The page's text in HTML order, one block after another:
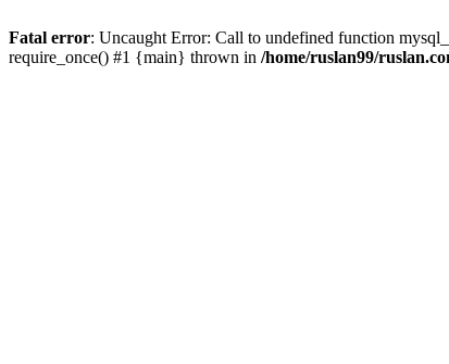
Fatal error: Uncaught Error: Call to undefined function
require_once() #1 {main} thrown in /home/ruslan99/